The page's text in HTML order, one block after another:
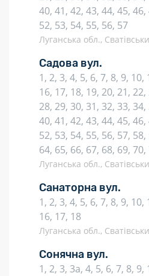
40, 41, 42, 43, 44, 45,
52, 53, 54, 55, 56, 57
Луганська обл.,
Садова вул.
1, 2, 3, 4, 5, 6, 7, 8, 9, 10,
16, 17, 18, 19, 20, 21,
28, 29, 30, 31, 32, 33,
40, 41, 42, 43, 44, 45,
52, 53, 54, 55, 56, 57,
64, 65, 66, 67, 68, 69,
Луганська обл.,
Санаторна вул.
1, 2, 3, 4, 5, 6, 7, 8, 9, 10,
16, 17, 18
Луганська обл.,
Сонячна вул.
1, 2, 3, 3а, 4, 5, 6, 7, 8, 9,